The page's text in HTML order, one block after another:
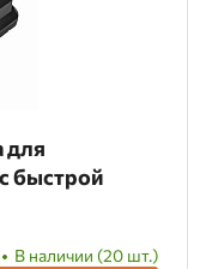
для
быстрой
В наличии (20 шт.)